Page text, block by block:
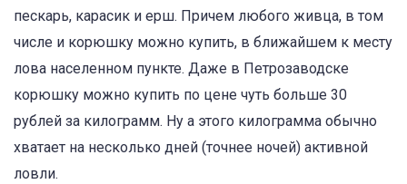
пескарь, карасик и ерш. Причем любого живца, в том
числе и корюшку можно купить, в ближайшем к месту
лова населенном пункте. Даже в Петрозаводске
корюшку можно купить по цене чуть больше 30
рублей за килограмм. Ну а этого килограмма обычно
хватает на несколько дней (точнее ночей) активной
ловли.